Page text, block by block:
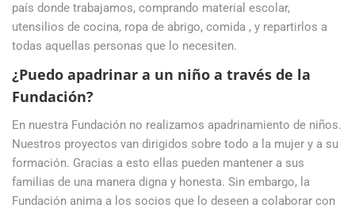
país donde trabajamos, comprando material escolar,
utensilios de cocina, ropa de abrigo, comida , y repartirlos a
todas aquellas personas que lo necesiten.
¿Puedo apadrinar a un niño a través de la
Fundación?
En nuestra Fundación no realizamos apadrinamiento de niños.
Nuestros proyectos van dirigidos sobre todo a la mujer y a su
formación. Gracias a esto ellas pueden mantener a sus
familias de una manera digna y honesta. Sin embargo, la
Fundación anima a los socios que lo deseen a colaborar con